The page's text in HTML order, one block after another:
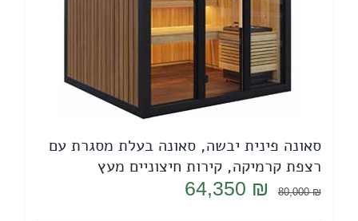
סאונה פינית יבשה, סאונה בעלת מסגרת עם
רצפת קרמיקה, קירות חיצוניים מעץ
80,000₪
המחיר
64,350 ₪